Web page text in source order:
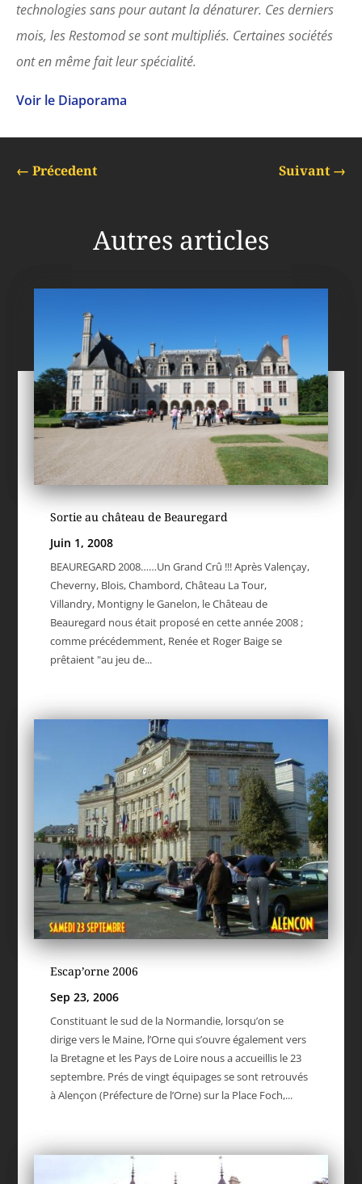
technologies sans pour autant la dénaturer. Ces derniers
mois, les Restomod se sont multipliés. Certaines sociétés
ont en même fait leur spécialité.
Voir le Diaporama
← Précedent Suivant→
Autres articles
Sortie au château de Beauregard
Juin 1, 2008
BEAUREGARD 2008……Un Grand Crû !!! Après Valençay,
Cheverny, Blois, Chambord, Château La Tour,
Villandry, Montigny le Ganelon, le Château de
Beauregard nous était proposé en cette année 2008 ;
comme précédemment, Renée et Roger Baige se
prêtaient "au jeu de...
Escap’orne 2006
Sep 23, 2006
Constituant le sud de la Normandie, lorsqu’on se
dirige vers le Maine, l’Orne qui s’ouvre également vers
la Bretagne et les Pays de Loire nous a accueillis le 23
septembre. Prés de vingt équipages se sont retrouvés
à Alençon (Préfecture de l’Orne) sur la Place Foch,...